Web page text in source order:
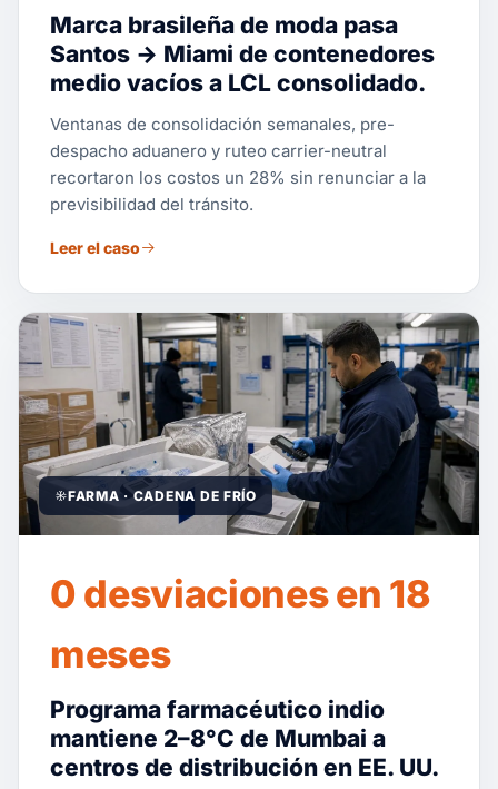
Marca brasileña de moda pasa
Santos → Miami de contenedores
medio vacíos a LCL consolidado.
Ventanas de consolidación semanales, pre-
despacho aduanero y ruteo carrier-neutral
recortaron los costos un 28% sin renunciar a la
previsibilidad del tránsito.
Leer el caso
FARMA · CADENA DE FRÍO
0 desviaciones en 18
meses
Programa farmacéutico indio
mantiene 2–8°C de Mumbai a
centros de distribución en EE. UU.